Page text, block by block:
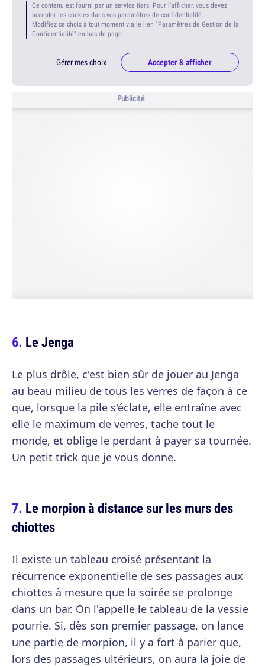
Ce contenu est fourni par un service tiers. Pour l'afficher, vous devez
accepter les cookies dans vos paramètres de confidentialité.
Modifiez ce choix à tout moment via le lien "Paramètres de Gestion de la
Confidentialité" en bas de page.
Gérer mes choix Accepter & afficher
Publicité
Le Jenga
Le plus drôle, c'est bien sûr de jouer au Jenga
au beau milieu de tous les verres de façon à ce
que, lorsque la pile s'éclate, elle entraîne avec
elle le maximum de verres, tache tout le
monde, et oblige le perdant à payer sa tournée.
Un petit trick que je vous donne.
Le morpion à distance sur les murs des
chiottes
Il existe un tableau croisé présentant la
récurrence exponentielle de ses passages aux
chiottes à mesure que la soirée se prolonge
dans un bar. On l'appelle le tableau de la vessie
pourrie. Si, dès son premier passage, on lance
une partie de morpion, il y a fort à parier que,
lors des passages ultérieurs, on aura la joie de